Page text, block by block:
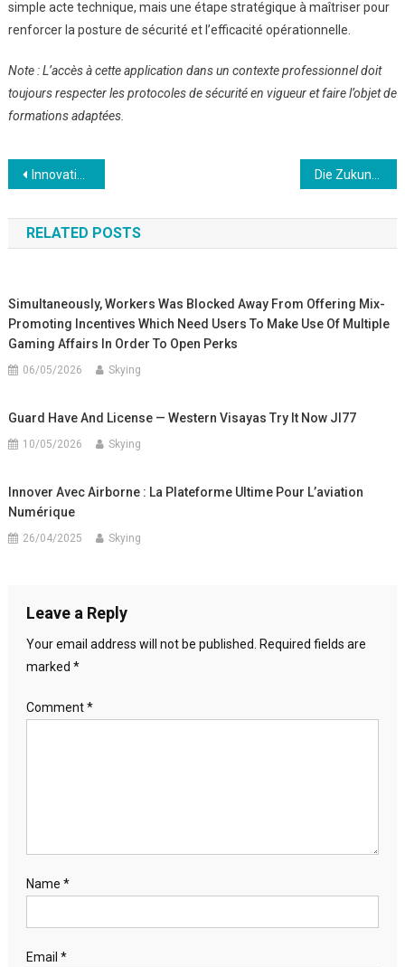
simple acte technique, mais une étape stratégique à maîtriser pour
renforcer la posture de sécurité et l’efficacité opérationnelle.
Note : L’accès à cette application dans un contexte professionnel doit
toujours respecter les protocoles de sécurité en vigueur et faire l’objet de
formations adaptées.
Post
navigation
Innovation i Sundheds- og Ernæringsbranchen: Den Digitale Frugtbaserede Omsorgsøkonomi
RELATED POSTS
Simultaneously, Workers Was Blocked Away From Offering Mix-
Promoting Incentives Which Need Users To Make Use Of Multiple
Gaming Affairs In Order To Open Perks
06/05/2026 Skying
Guard Have And License — Western Visayas Try It Now Jl77
10/05/2026 Skying
Innover Avec Airborne : La Plateforme Ultime Pour L’aviation
Numérique
26/04/2025 Skying
Leave a Reply
Your email address will not be published.
Required fields are
marked *
Comment*
Name *
Email *